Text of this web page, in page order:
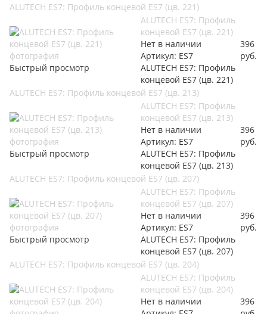
ALUTECH ES7: Профиль концевой ES7 (цв. 221)
Быстрый просмотр
ALUTECH ES7: Профиль
концевой ES7 (цв. 221)
Нет в наличии
Артикул: ES7
ALUTECH ES7: Профиль
концевой ES7 (цв. 221)
396
руб.
ALUTECH ES7: Профиль концевой ES7 (цв. 213)
Быстрый просмотр
ALUTECH ES7: Профиль
концевой ES7 (цв. 213)
Нет в наличии
Артикул: ES7
ALUTECH ES7: Профиль
концевой ES7 (цв. 213)
396
руб.
ALUTECH ES7: Профиль концевой ES7 (цв. 207)
Быстрый просмотр
ALUTECH ES7: Профиль
концевой ES7 (цв. 207)
Нет в наличии
Артикул: ES7
ALUTECH ES7: Профиль
концевой ES7 (цв. 207)
396
руб.
ALUTECH ES7: Профиль концевой ES7 (цв. 204)
ALUTECH ES7: Профиль
концевой ES7 (цв. 204)
Нет в наличии
396